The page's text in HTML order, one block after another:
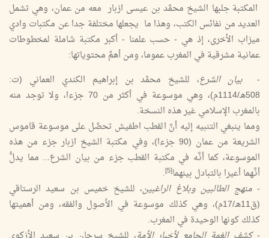
المكتبة جلبها الشيخ محمَّد بن عيسى ازبار معه من عمان، وهي تشمل
العديد من نفائس الكتب، وهذا ما يجعلها مختلفة جدا عن مكتبات وادي
ميزاب الأخرى، إذ هي - حسب علمنا - أكبر مكتبة شاملة لمخطوطات
عمانية مشرقية في المغرب عموما، ومن أهمِّ محتوياتها:
- بيان الشرع، للشيخ محمَّد بن إبراهيم الكندي العماني (ت:
508هـ/1114م)، وهي موسوعة في أكثر من 70 جزءا، ولا توجد منه
بالمغرب الإسلامي غير هذه النسخة.
ومما ينبغي التنبيه إليه أنَّ القطب اطفيش تحصَّل على موسوعة قاموس
الشريعة من عمان (90 جزءا)، وفي مكتبة الشيخ ازبار جزء من هذه
الموسوعة، كما أنَّـه في مكتبة القطب جزء من بيان الشرع... مما يدلُّ
أنَّـهما أعيرا بالتبادل بينهما[5]
.
- منهج الطالبين وبلاغ الراغبين، للشيخ خميس بن سعيد الرستاقي
(ق11هـ/17م)، وهي كذلك موسوعة في الأصول والفقه، ومن أهميتها
كذلك كونها الوحيدة في المغرب.